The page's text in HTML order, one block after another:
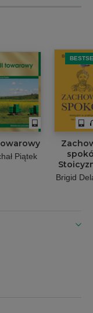
Piątek
Brigid